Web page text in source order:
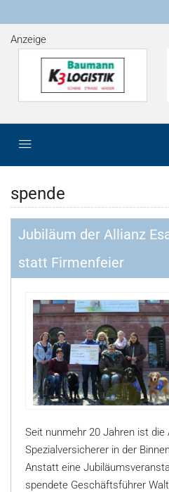
Anzeige
spende
Jubiläum der Allianz
statt Firmenfeier
Seit nunmehr 20 Jahren ist die
Spezialversicherer in der
Anstatt eine
spendete Geschäftsführer